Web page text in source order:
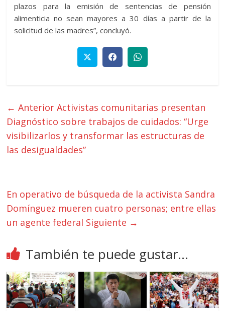
plazos para la emisión de sentencias de pensión
alimenticia no sean mayores a 30 días a partir de la
solicitud de las madres”, concluyó.
← Anterior Activistas comunitarias presentan
Diagnóstico sobre trabajos de cuidados: “Urge
visibilizarlos y transformar las estructuras de
las desigualdades”
En operativo de búsqueda de la activista Sandra
Domínguez mueren cuatro personas; entre ellas
un agente federal Siguiente →
También te puede gustar...